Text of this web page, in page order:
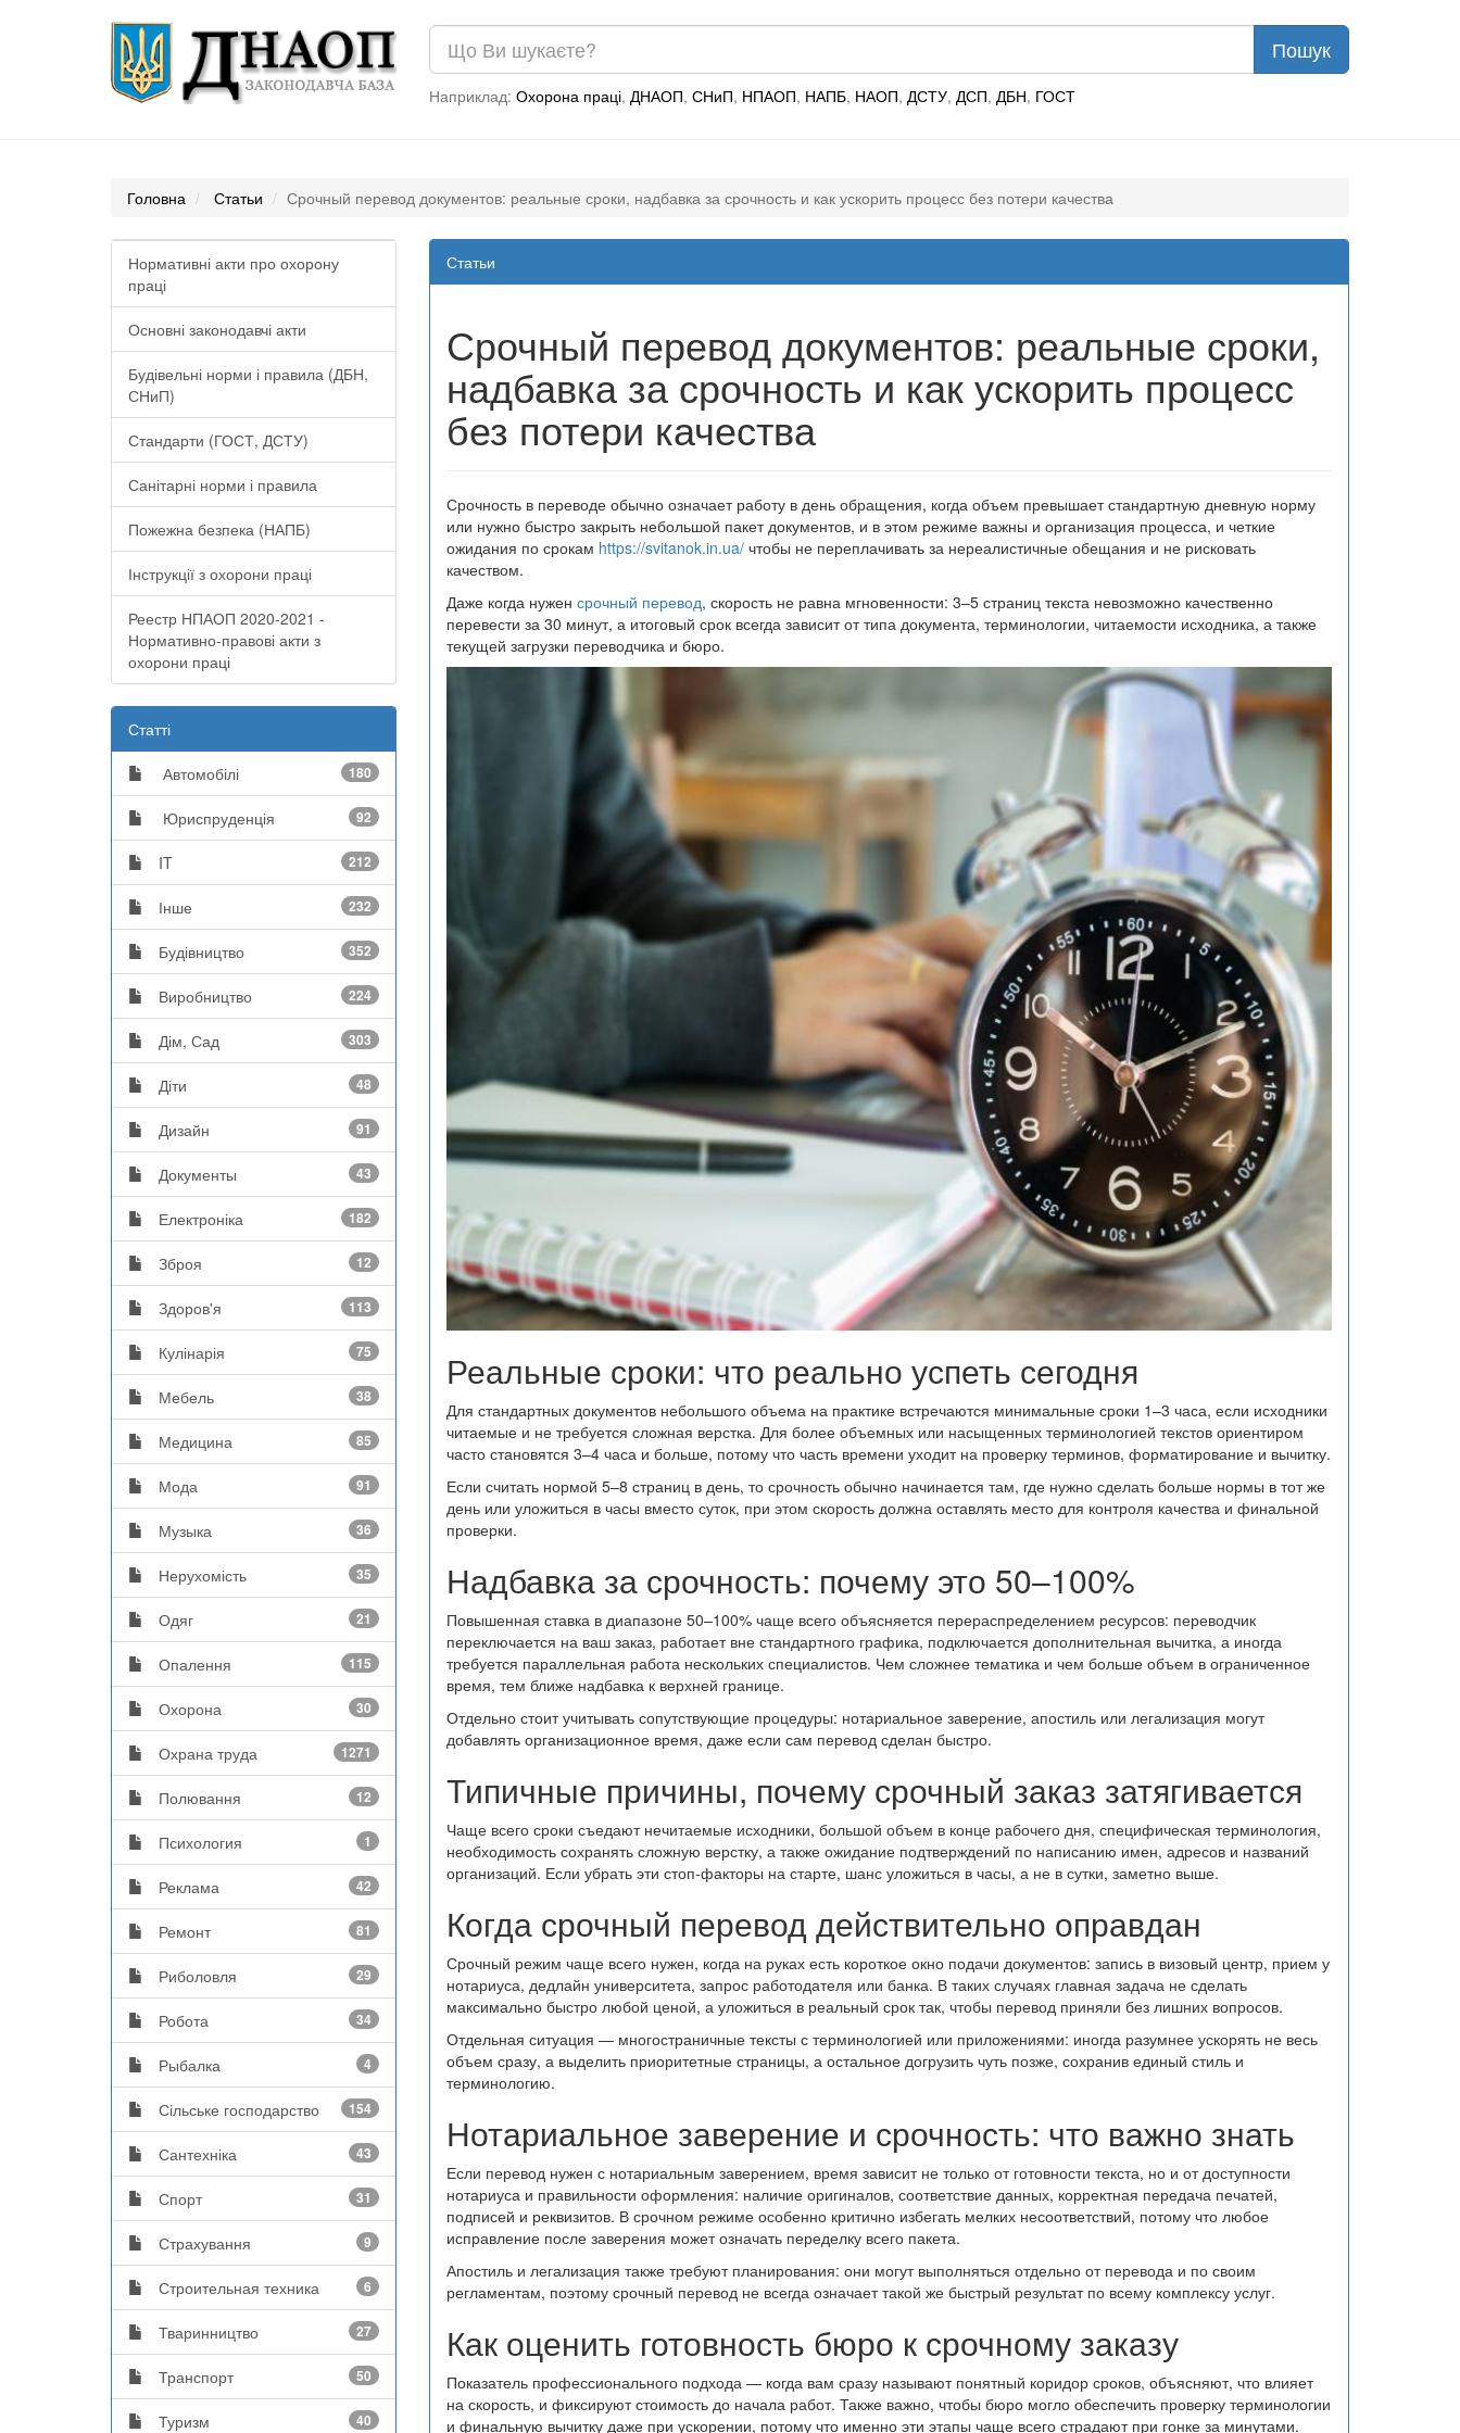
Наприклад: Охорона праці, ДНАОП, СНиП, НПАОП, НАПБ, НАОП, ДСТУ, ДСП, ДБН, ГОСТ
Головна Статьи Срочный перевод документов: реальные сроки, надбавка за срочность и как ускорить процесс без потери качества
Нормативні акти про охорону
праці
Основні законодавчі акти
Будівельні норми і правила (ДБН,
СНиП)
Стандарти (ГОСТ, ДСТУ)
Санітарні норми і правила
Пожежна безпека (НАПБ)
Інструкції з охорони праці
Реестр НПАОП 2020-2021 -
Нормативно-правові акти з
охорони праці
Статті
Автомобілі 180
Юриспруденція 92
IT 212
Інше 232
Будівництво 352
Виробництво 224
Дім, Сад 303
Діти 48
Дизайн 91
Документы 43
Електроніка 182
Зброя 12
Здоров'я 113
Кулінарія 75
Мебель 38
Медицина 85
Мода 91
Музыка 36
Нерухомість 35
Одяг 21
Опалення 115
Охорона 30
Охрана труда 1271
Полювання 12
Психология 1
Реклама 42
Ремонт 81
Риболовля 29
Робота 34
Рыбалка 4
Сільське господарство 154
Сантехніка 43
Спорт 31
Страхування 9
Строительная техника 6
Тваринництво 27
Транспорт 50
Туризм 40
Статьи
Срочный перевод документов: реальные сроки,
надбавка за срочность и как ускорить процесс
без потери качества
Срочность в переводе обычно означает работу в день обращения, когда объем превышает стандартную дневную норму
или нужно быстро закрыть небольшой пакет документов, и в этом режиме важны и организация процесса, и четкие
ожидания по срокам https://svitanok.in.ua/чтобы не переплачивать за нереалистичные обещания и не рисковать
качеством.
Даже когда нужен срочный перевод, скорость не равна мгновенности: 3–5 страниц текста невозможно качественно
перевести за 30 минут, а итоговый срок всегда зависит от типа документа, терминологии, читаемости исходника, а также
текущей загрузки переводчика и бюро.
Реальные сроки: что реально успеть сегодня
Для стандартных документов небольшого объема на практике встречаются минимальные сроки 1–3 часа, если исходники
читаемые и не требуется сложная верстка. Для более объемных или насыщенных терминологией текстов ориентиром
часто становятся 3–4 часа и больше, потому что часть времени уходит на проверку терминов, форматирование и вычитку.
Если считать нормой 5–8 страниц в день, то срочность обычно начинается там, где нужно сделать больше нормы в тот же
день или уложиться в часы вместо суток, при этом скорость должна оставлять место для контроля качества и финальной
проверки.
Надбавка за срочность: почему это 50–100%
Повышенная ставка в диапазоне 50–100% чаще всего объясняется перераспределением ресурсов: переводчик
переключается на ваш заказ, работает вне стандартного графика, подключается дополнительная вычитка, а иногда
требуется параллельная работа нескольких специалистов. Чем сложнее тематика и чем больше объем в ограниченное
время, тем ближе надбавка к верхней границе.
Отдельно стоит учитывать сопутствующие процедуры: нотариальное заверение, апостиль или легализация могут
добавлять организационное время, даже если сам перевод сделан быстро.
Типичные причины, почему срочный заказ затягивается
Чаще всего сроки съедают нечитаемые исходники, большой объем в конце рабочего дня, специфическая терминология,
необходимость сохранять сложную верстку, а также ожидание подтверждений по написанию имен, адресов и названий
организаций. Если убрать эти стоп-факторы на старте, шанс уложиться в часы, а не в сутки, заметно выше.
Когда срочный перевод действительно оправдан
Срочный режим чаще всего нужен, когда на руках есть короткое окно подачи документов: запись в визовый центр, прием у
нотариуса, дедлайн университета, запрос работодателя или банка. В таких случаях главная задача не сделать
максимально быстро любой ценой, а уложиться в реальный срок так, чтобы перевод приняли без лишних вопросов.
Отдельная ситуация — многостраничные тексты с терминологией или приложениями: иногда разумнее ускорять не весь
объем сразу, а выделить приоритетные страницы, а остальное догрузить чуть позже, сохранив единый стиль и
терминологию.
Нотариальное заверение и срочность: что важно знать
Если перевод нужен с нотариальным заверением, время зависит не только от готовности текста, но и от доступности
нотариуса и правильности оформления: наличие оригиналов, соответствие данных, корректная передача печатей,
подписей и реквизитов. В срочном режиме особенно критично избегать мелких несоответствий, потому что любое
исправление после заверения может означать переделку всего пакета.
Апостиль и легализация также требуют планирования: они могут выполняться отдельно от перевода и по своим
регламентам, поэтому срочный перевод не всегда означает такой же быстрый результат по всему комплексу услуг.
Как оценить готовность бюро к срочному заказу
Показатель профессионального подхода — когда вам сразу называют понятный коридор сроков, объясняют, что влияет
на скорость, и фиксируют стоимость до начала работ. Также важно, чтобы бюро могло обеспечить проверку терминологии
и финальную вычитку даже при ускорении, потому что именно эти этапы чаще всего страдают при гонке за минутами.